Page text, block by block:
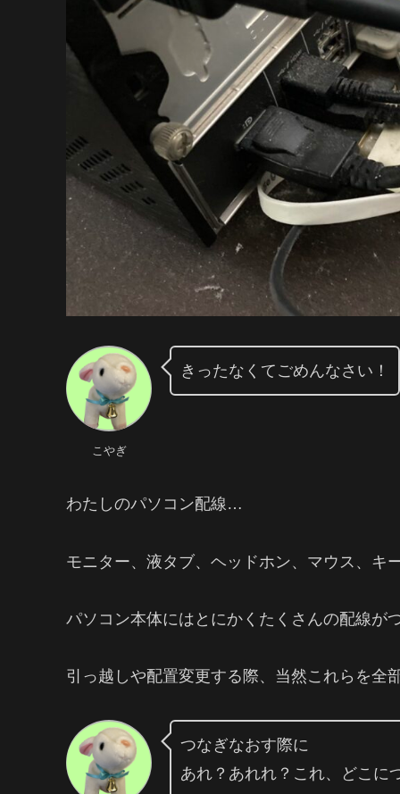
こやぎ
きったなくてごめんなさい！
わたしのパソコン配線…
モニター、液タブ、ヘッドホン、マウス、
パソコン本体にはとにかくたくさんの配線が
引っ越しや配置変更する際、当然これらを
つなぎなおす際に
あれ？あれれ？これ、どこに